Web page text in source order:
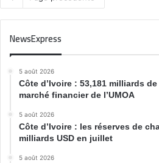
NewsExpress
5 août 2026
Côte d’Ivoire : 53,181 milliards
marché financier de l’UMOA
5 août 2026
Côte d’Ivoire : les réserves de
milliards USD en juillet
5 août 2026